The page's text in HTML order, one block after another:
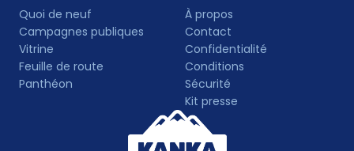
Quoi de neuf
Campagnes publiques
Vitrine
Feuille de route
Panthéon
À propos
Contact
Confidentialité
Conditions
Sécurité
Kit presse